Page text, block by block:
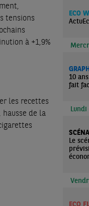
tensions
à +1,9%
les recettes
de la
ECO
10
fait
Lundi
Le
ECO